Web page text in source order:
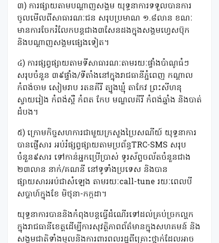
៣) ការផ្សាយតាមបណ្តាញសង្គម យុទ្ធនាការទទួលបានការ
ចូលមើលពីសាធារណៈជន សរុបប្រមាណ ១.៨លាន ខណៈ
មានការចែករំលែកបន្តជាង៣សែនដងក្នុងសង្គមហ្វេសប៊ុក
និងបណ្តាញសង្គមផ្សេងទៀត។
៤) ការផ្សព្វផ្សាយតាមទីសាធារណៈតាមរយៈផ្ទាំងប៉ាណូធំៗ
សរុបចំនួន ៣៩ផ្ទាំង/ទីតាំងនៅក្នុងរាជធានីភ្នំពេញ កណ្តាល
កំពង់ចាម សៀមរាប រតនគីរី ត្បូងឃ្មុំ តាកែវ ព្រះសីហនុ
ស្វាយរៀង កំពង់ស្ពឺ កំពត កែប មណ្ឌលគីរី កំពង់ឆ្នាំង និងបាត់
ដំបង។
៥) ក្រោមកិច្ចសហការជាមួយក្រសួងប្រៃសណីយ៍ យុទ្ធនាការ
បានផ្ញើសារ អប់រំផ្សព្វផ្សាយតាមប្រព័ន្ធTRC-SMS សរុប
ចំនួន៩សារ ទៅកាន់អ្នកប្រើប្រាស់ ទូរស័ព្ទចល័តចំនួនជាង
២៣លាន នាក់/គណនី នៅទូទាំងប្រទេស និងបាន
ផ្សាយសារអប់ជាសំឡេង តាមរយៈcall-tune រយៈពេលបី
សប្តាហ៍ក្នុងខែ មិថុនា-កក្កដា។
យុទ្ធនាការបាននិងកំពុងបន្តធ្វើដំណើរទៅដល់គ្រប់ច្រកល្ហក
ក្នុងរាជធានីខេត្តដើម្បីការសុវត្ថិភាពព័ត៌មានក្នុងសហគមន៍ និង
សង្គមជាតិទាំងមូលនិងការពារពលរដ្ឋពីគ្រោះថ្នាក់ដែលអាច